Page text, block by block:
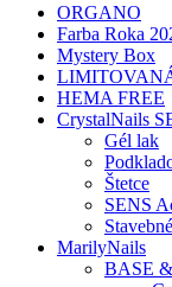
ORGANO
Farba Roka
Mystery Box
HEMA FREE
CrystalNails
Gél lak
Štetce
SENS
MarilyNails
BASE